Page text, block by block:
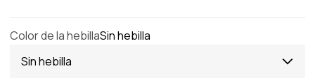
Color de la hebillaSin hebilla
Sin hebilla